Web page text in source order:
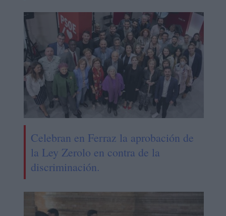
Celebran en Ferraz la aprobación de
la Ley Zerolo en contra de la
discriminación.